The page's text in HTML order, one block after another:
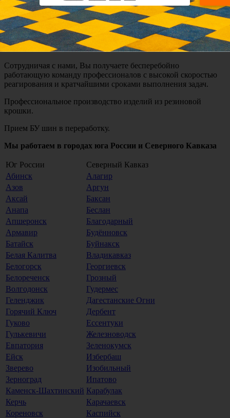
Сделано в России по европейским стандартам
Компания Экостэп в Ставрополе!
Сотрудничая с нами, Вы получаете бесперебойно
работающую команду профессионалов с высокой скоростью
реагирования и кратчайшими сроками выполнения задач.
Профессиональное производство изделий из резиновой
крошки.
Прием БУ шин в переработку.
Мы работаем в городах юга России и Северного Кавказа
Юг России
Северный Кавказ
Абинск
Алагир
Азов
Аргун
Аксай
Баксан
Анапа
Беслан
Апшеронск
Благодарный
Армавир
Будённовск
Батайск
Буйнакск
Белая Калитва
Владикавказ
Белогорск
Георгиевск
Белореченск
Грозный
Волгодонск
Гудермес
Геленджик
Дагестанские Огни
Горячий Ключ
Дербент
Гуково
Ессентуки
Гулькевичи
Железноводск
Евпатория
Зеленокумск
Ейск
Избербаш
Зверево
Изобильный
Зерноград
Ипатово
Каменск-Шахтинский Карабулак
Керчь
Карачаевск
Кореновск
Каспийск